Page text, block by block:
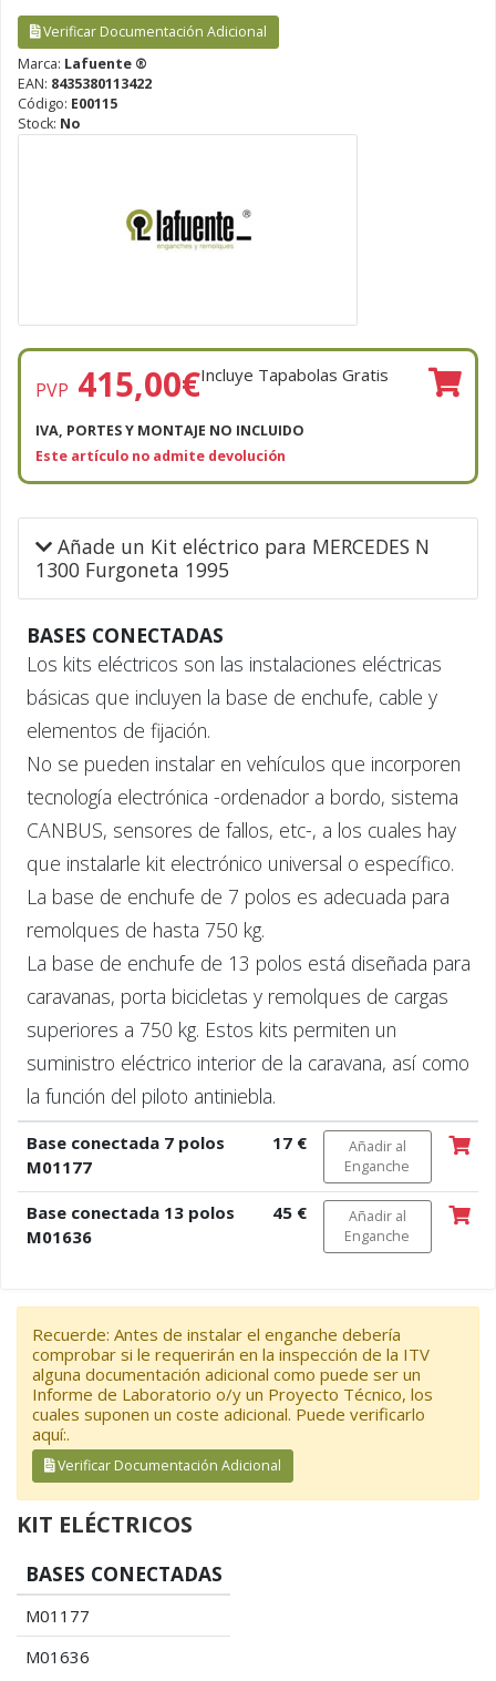
Verificar Documentación Adicional
Marca: Lafuente ®
EAN: 8435380113422
Código: E00115
Stock: No
PVP 415,00€Incluye Tapabolas Gratis
IVA, PORTES Y MONTAJE NO INCLUIDO
Este artículo no admite devolución
Añade un Kit eléctrico para MERCEDES N
1300 Furgoneta 1995
BASES CONECTADAS
Los kits eléctricos son las instalaciones eléctricas
básicas que incluyen la base de enchufe, cable y
elementos de fijación.
No se pueden instalar en vehículos que incorporen
tecnología electrónica -ordenador a bordo, sistema
CANBUS, sensores de fallos, etc-, a los cuales hay
que instalarle kit electrónico universal o específico.
La base de enchufe de 7 polos es adecuada para
remolques de hasta 750 kg.
La base de enchufe de 13 polos está diseñada para
caravanas, porta bicicletas y remolques de cargas
superiores a 750 kg. Estos kits permiten un
suministro eléctrico interior de la caravana, así como
la función del piloto antiniebla.
Base conectada 7 polos
M01177
17 €
Añadir al
Enganche
Base conectada 13 polos
M01636
45 €
Añadir al
Enganche
Recuerde: Antes de instalar el enganche debería
comprobar si le requerirán en la inspección de la ITV
alguna documentación adicional como puede ser un
Informe de Laboratorio o/y un Proyecto Técnico, los
cuales suponen un coste adicional. Puede verificarlo
aquí:.
Verificar Documentación Adicional
KIT ELÉCTRICOS
BASES CONECTADAS
M01177
M01636